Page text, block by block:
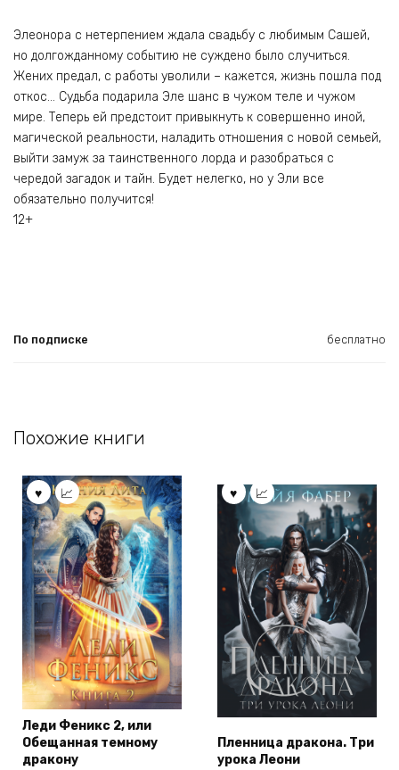
Элеонора с нетерпением ждала свадьбу с любимым Сашей,
но долгожданному событию не суждено было случиться.
Жених предал, с работы уволили – кажется, жизнь пошла под
откос… Судьба подарила Эле шанс в чужом теле и чужом
мире. Теперь ей предстоит привыкнуть к совершенно иной,
магической реальности, наладить отношения с новой семьей,
выйти замуж за таинственного лорда и разобраться с
чередой загадок и тайн. Будет нелегко, но у Эли все
обязательно получится!
12+
По подписке бесплатно
Похожие книги
Леди Феникс 2, или
Обещанная темному
дракону
Пленница дракона. Три
урока Леони